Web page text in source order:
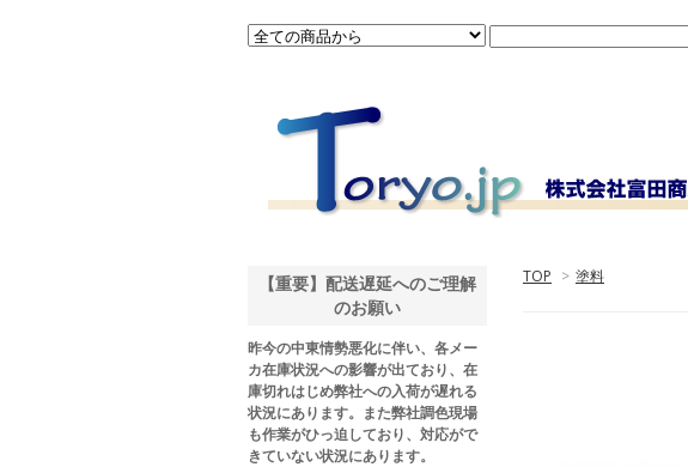
TOP > 塗料
【重要】配送遅延へのご理解
のお願い
昨今の中東情勢悪化に伴い、各メー
カ在庫状況への影響が出ており、在
庫切れはじめ弊社への入荷が遅れる
状況にあります。また弊社調色現場
も作業がひっ迫しており、対応がで
きていない状況にあります。